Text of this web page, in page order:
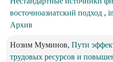
восточноазиатский подход ,
Архив
Нозим Муминов, Пути
трудовых ресурсов и